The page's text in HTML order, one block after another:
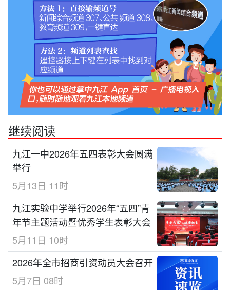
继续阅读
九江一中2026年五四表彰大会圆满
举行
5月13日 11时
九江实验中学举行2026年“五四”青
年节主题活动暨优秀学生表彰大会
5月11日 10时
2026年全市招商引资动员大会召开
5月7日 08时